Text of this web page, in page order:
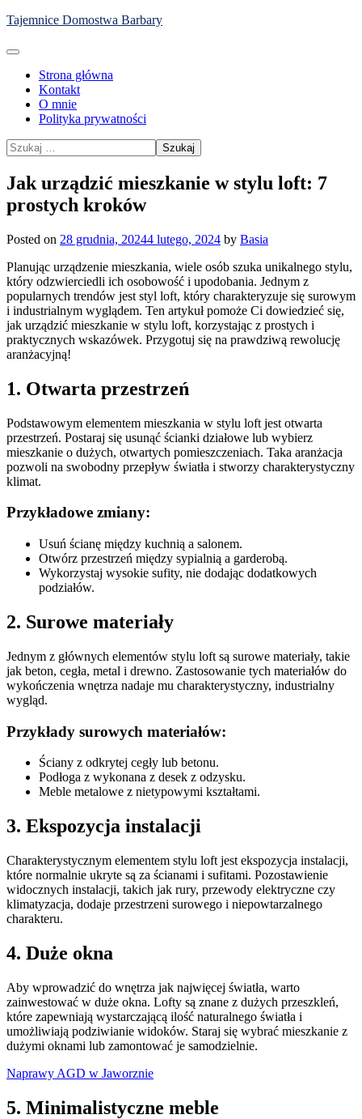
Skip
content
Tajemnice Domostwa Barbary
Strona główna
Kontakt
O mnie
Polityka prywatności
Szukaj:
Jak urządzić mieszkanie w stylu loft: 7
prostych kroków
Posted on 28 grudnia, 20244 lutego, 2024 by Basia
Planując urządzenie mieszkania, wiele osób szuka unikalnego stylu,
który odzwierciedli ich osobowość i upodobania. Jednym z
popularnych trendów jest styl loft, który charakteryzuje się surowym
i industrialnym wyglądem. Ten artykuł pomoże Ci dowiedzieć się,
jak urządzić mieszkanie w stylu loft, korzystając z prostych i
praktycznych wskazówek. Przygotuj się na prawdziwą rewolucję
aranżacyjną!
1. Otwarta przestrzeń
Podstawowym elementem mieszkania w stylu loft jest otwarta
przestrzeń. Postaraj się usunąć ścianki działowe lub wybierz
mieszkanie o dużych, otwartych pomieszczeniach. Taka aranżacja
pozwoli na swobodny przepływ światła i stworzy charakterystyczny
klimat.
Przykładowe zmiany:
Usuń ścianę między kuchnią a salonem.
Otwórz przestrzeń między sypialnią a garderobą.
Wykorzystaj wysokie sufity, nie dodając dodatkowych
podziałów.
2. Surowe materiały
Jednym z głównych elementów stylu loft są surowe materiały, takie
jak beton, cegła, metal i drewno. Zastosowanie tych materiałów do
wykończenia wnętrza nadaje mu charakterystyczny, industrialny
wygląd.
Przykłady surowych materiałów:
Ściany z odkrytej cegły lub betonu.
Podłoga z wykonana z desek z odzysku.
Meble metalowe z nietypowymi kształtami.
3. Ekspozycja instalacji
Charakterystycznym elementem stylu loft jest ekspozycja instalacji,
które normalnie ukryte są za ścianami i sufitami. Pozostawienie
widocznych instalacji, takich jak rury, przewody elektryczne czy
klimatyzacja, dodaje przestrzeni surowego i niepowtarzalnego
charakteru.
4. Duże okna
Aby wprowadzić do wnętrza jak najwięcej światła, warto
zainwestować w duże okna. Lofty są znane z dużych przeszkleń,
które zapewniają wystarczającą ilość naturalnego światła i
umożliwiają podziwianie widoków. Staraj się wybrać mieszkanie z
dużymi oknami lub zamontować je samodzielnie.
Naprawy AGD w Jaworznie
5. Minimalistyczne meble